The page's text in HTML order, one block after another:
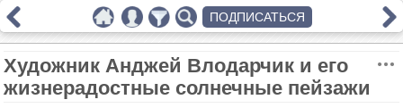
Художник Анджей Влодарчик и его
жизнерадостные солнечные пейзажи
ПОДПИСАТЬСЯ